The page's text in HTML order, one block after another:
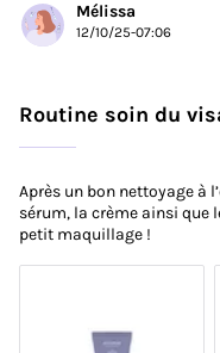
👋 Nouvelle sur la
faire vos premiers pas
ACTUALITÉS
Mélissa
12/10/25-07:06
Routine soin du
Après un bon nettoyage à
sérum, la crème ainsi que
petit maquillage !